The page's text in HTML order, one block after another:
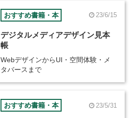
おすすめ書籍・本 23/6/15
デジタルメディアデザイン見本
帳
WebデザインからUI・空間体験・メ
タバースまで
おすすめ書籍・本 23/5/31